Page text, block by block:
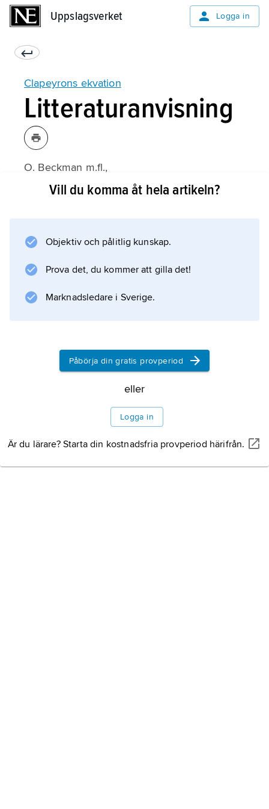
Uppslagsverket Logga in
Clapeyrons ekvation
Litteraturanvisning
O. Beckman m.fl.,
EnergiläraVill du komma åt hela artikeln?
Objektiv och pålitlig kunskap.
Prova det, du kommer att gilla det!
Marknadsledare i Sverige.
Påbörja din gratis provperiod
eller
Logga in
Är du lärare? Starta din kostnadsfria provperiod härifrån.